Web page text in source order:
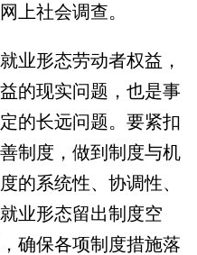
上社会调查。
形态劳动者权益，
的现实问题，也是事
的长远问题。要紧扣
制度，做到制度与机
的系统性、协调性、
业形态留出制度空
确保各项制度措施落